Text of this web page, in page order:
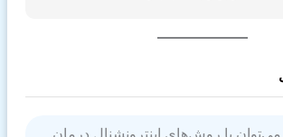
می‌توان با روش‌های اینترونشنال درمان